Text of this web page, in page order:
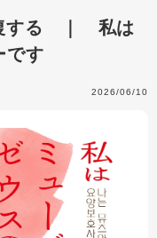
する ｜ 私は
です
2026/06/10